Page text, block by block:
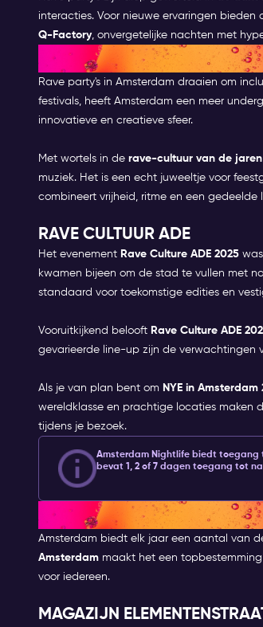
interacties. Voor nieuwe ervaringen bieden
Q-Factory, onvergetelijke nachten met
DE RAVE CULTUUR
Rave party's in Amsterdam draaien om
festivals, heeft Amsterdam een meer
innovatieve en creatieve sfeer.
Met wortels in de rave-cultuur van de
muziek. Het is een echt juweeltje voor
combineert vrijheid, ritme en een gedeelde
RAVE CULTUUR ADE
Het evenement Rave Culture ADE 2025
kwamen bijeen om de stad te vullen met
standaard voor toekomstige edities en
Vooruitkijkend belooft Rave Culture ADE
gevarieerde line-up zijn de verwachtingen
Als je van plan bent om NYE in Amsterdam
wereldklasse en prachtige locaties maken
tijdens je bezoek.
Amsterdam Nightlife biedt toegang
bevat 1, 2 of 7 dagen toegang tot
BESTE LOCATIES
Amsterdam biedt elk jaar een aantal van
Amsterdam maakt het een
voor iedereen.
MAGAZIJN